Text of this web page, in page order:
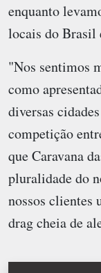
enquanto
locais do Brasil
"Nos sentimos
como
diversas
competição
que Caravana
pluralidade do
nossos clientes
drag cheia de